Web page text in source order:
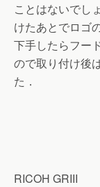
ことはないでし
けたあとでロゴ
下手したらフー
ので取り付け後
た．
RICOH GRIII